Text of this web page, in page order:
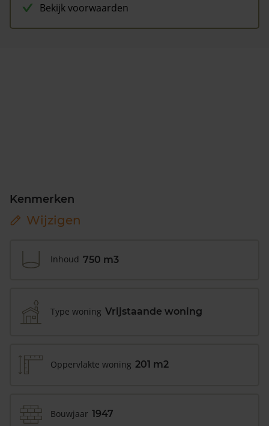
Bekijk voorwaarden
Kenmerken
Wijzigen
Inhoud 750 m3
Type woning Vrijstaande woning
Oppervlakte woning 201 m2
Bouwjaar 1947